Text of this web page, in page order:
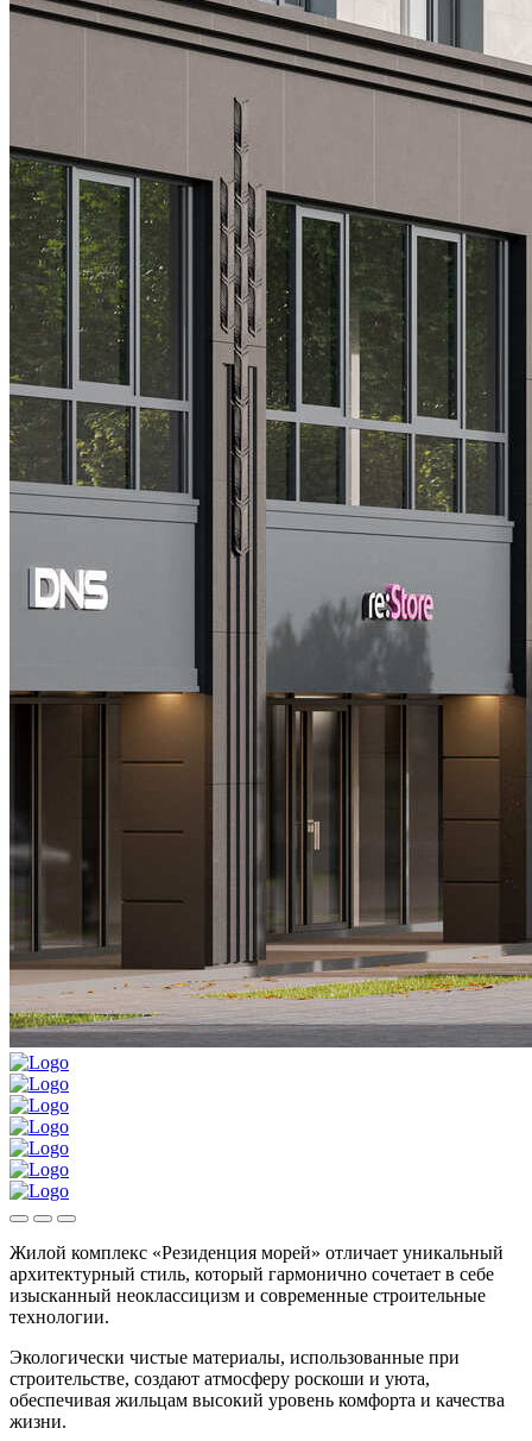
Жилой комплекс «Резиденция морей» отличает уникальный
архитектурный стиль, который гармонично сочетает в себе
изысканный неоклассицизм и современные строительные
технологии.
Экологически чистые материалы, использованные при
строительстве, создают атмосферу роскоши и уюта,
обеспечивая жильцам высокий уровень комфорта и качества
жизни.